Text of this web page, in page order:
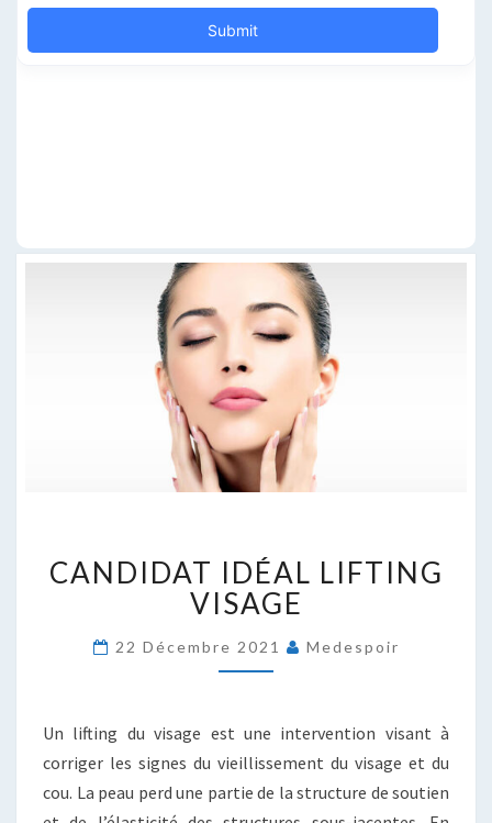
IDÉAL
LIFTING
VISAGE
CANDIDAT IDÉAL LIFTING
VISAGE
22 Décembre 2021 Medespoir
Un lifting du visage est une intervention visant à
corriger les signes du vieillissement du visage et du
cou. La peau perd une partie de la structure de soutien